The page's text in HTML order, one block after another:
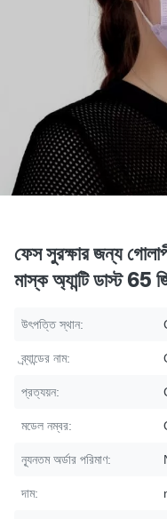
ফেস সুরক্ষার জন্য
মাস্ক অ্যান্টি ডাস্ট 65
উৎপত্তি স্থান:
ব্র্যান্ডের নাম:
প্রত্যয়ন:
মডেল নম্বর:
ন্যূনতম অর্ডার পরিমাণ:
দাম: